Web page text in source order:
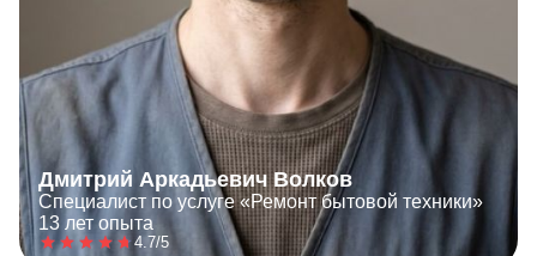
Дмитрий Аркадьевич Волков
Специалист по услуге «Ремонт бытовой техники»
13 лет опыта
4.7/5